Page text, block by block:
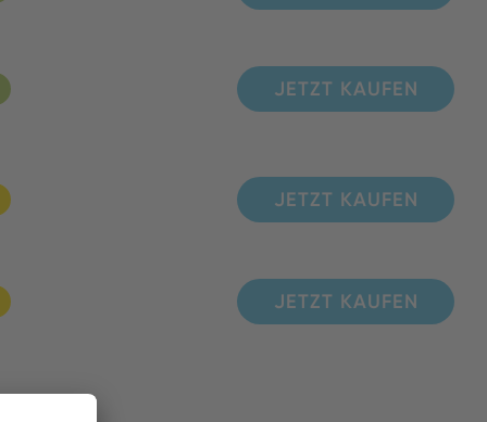
JETZT KAUFEN
JETZT KAUFEN
JETZT KAUFEN